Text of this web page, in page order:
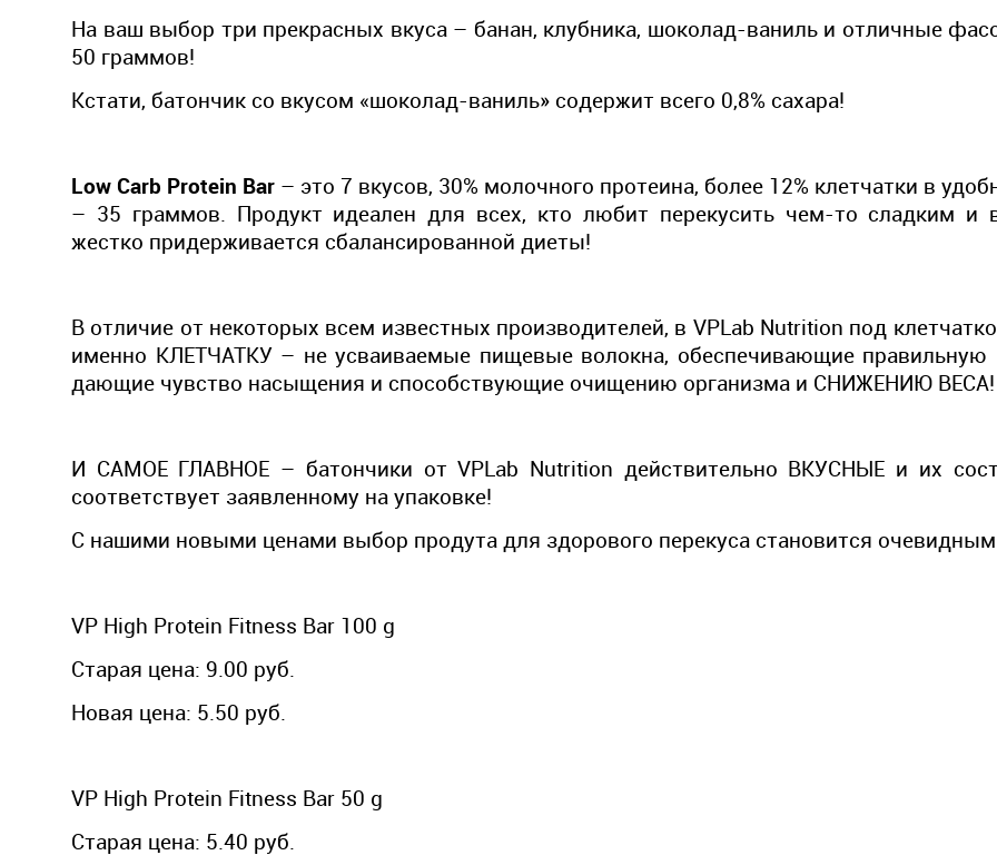
На ваш выбор три прекрасных вкуса – банан, клубника, шоколад-ваниль и отличные
50 граммов!
Кстати, батончик со вкусом «шоколад-ваниль» содержит всего 0,8% сахара!
Low Carb Protein Bar – это 7 вкусов, 30% молочного протеина, более 12% клетчатки в
– 35 граммов. Продукт идеален для всех, кто любит перекусить чем-то сладким и
жестко придерживается сбалансированной диеты!
В отличие от некоторых всем известных производителей, в VPLab Nutrition под
именно КЛЕТЧАТКУ – не усваиваемые пищевые волокна, обеспечивающие правильную
дающие чувство насыщения и способствующие очищению организма и СНИЖЕНИЮ
И САМОЕ ГЛАВНОЕ – батончики от VPLab Nutrition действительно ВКУСНЫЕ и их
соответствует заявленному на упаковке!
С нашими новыми ценами выбор продута для здорового перекуса становится
VP High Protein Fitness Bar 100 g
Старая цена: 9.00 руб.
Новая цена: 5.50 руб.
VP High Protein Fitness Bar 50 g
Старая цена: 5.40 руб.